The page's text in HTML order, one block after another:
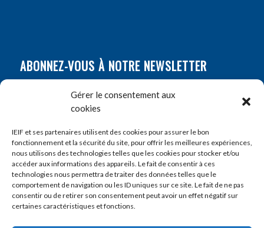
Gérer le consentement aux
cookies
IEIF et ses partenaires utilisent des cookies pour assurer le bon
fonctionnement et la sécurité du site, pour offrir les meilleures expériences,
nous utilisons des technologies telles que les cookies pour stocker et/ou
accéder aux informations des appareils. Le fait de consentir à ces
technologies nous permettra de traiter des données telles que le
comportement de navigation ou les ID uniques sur ce site. Le fait de ne pas
consentir ou de retirer son consentement peut avoir un effet négatif sur
certaines caractéristiques et fonctions.
ABONNEZ-VOUS À NOTRE NEWSLETTER
Prénom*
E-mail*